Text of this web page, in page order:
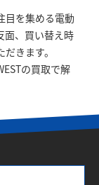
目を集める電動
面、買い替え時
きます。
の買取で解